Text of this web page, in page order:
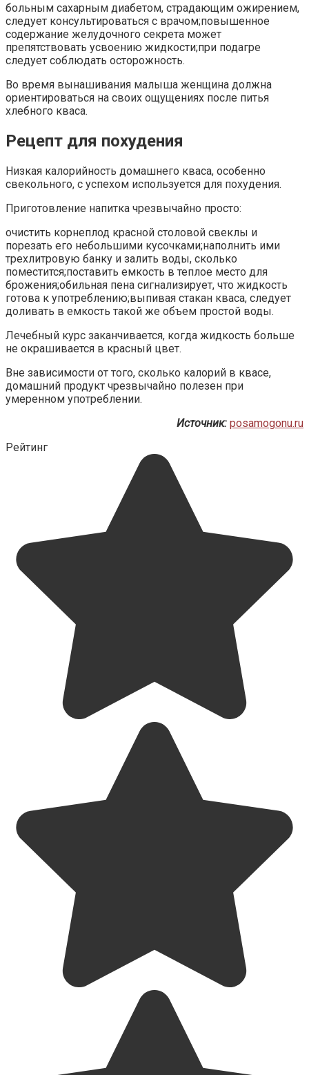
больным сахарным диабетом, страдающим ожирением,
следует консультироваться с врачом;повышенное
содержание желудочного секрета может
препятствовать усвоению жидкости;при подагре
следует соблюдать осторожность.
Во время вынашивания малыша женщина должна
ориентироваться на своих ощущениях после питья
хлебного кваса.
Рецепт для похудения
Низкая калорийность домашнего кваса, особенно
свекольного, с успехом используется для похудения.
Приготовление напитка чрезвычайно просто:
очистить корнеплод красной столовой свеклы и
порезать его небольшими кусочками;наполнить ими
трехлитровую банку и залить воды, сколько
поместится;поставить емкость в теплое место для
брожения;обильная пена сигнализирует, что жидкость
готова к употреблению;выпивая стакан кваса, следует
доливать в емкость такой же объем простой воды.
Лечебный курс заканчивается, когда жидкость больше
не окрашивается в красный цвет.
Вне зависимости от того, сколько калорий в квасе,
домашний продукт чрезвычайно полезен при
умеренном употреблении.
Источник: posamogonu.ru
Рейтинг